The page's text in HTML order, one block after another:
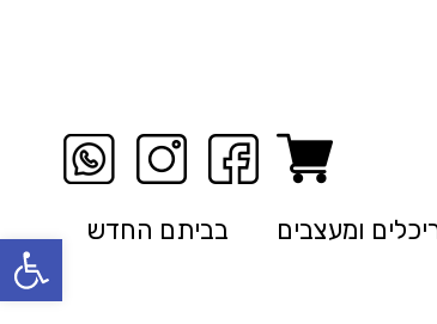
פתח ומעצבים
בביתם החדש